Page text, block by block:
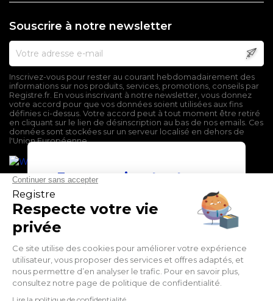
Souscrire à notre newsletter
Inscrivez-vous pour rester au courant hebdomadairement des
informations sur nos produits, services, promotions, conseils par
Registre.fr. En vous inscrivant à notre newsletter, vous donnez
votre accord pour que vos données soient utilisées aux fins
définies ci-dessus. Votre accord peut à tout moment être retiré
en cliquant sur le lien de désinscription au bas de nos emails. Ces
données sont stockées sur un serveur localisé en dehors de
l'Union Européenne.
En poursuivant votre
navigation sur ce site,
vous devez accepter
l’utilisation et l'écriture
de Cookies.
J'accepte
En savoir plus
Conditions générales de vente
Politique de confidentialité